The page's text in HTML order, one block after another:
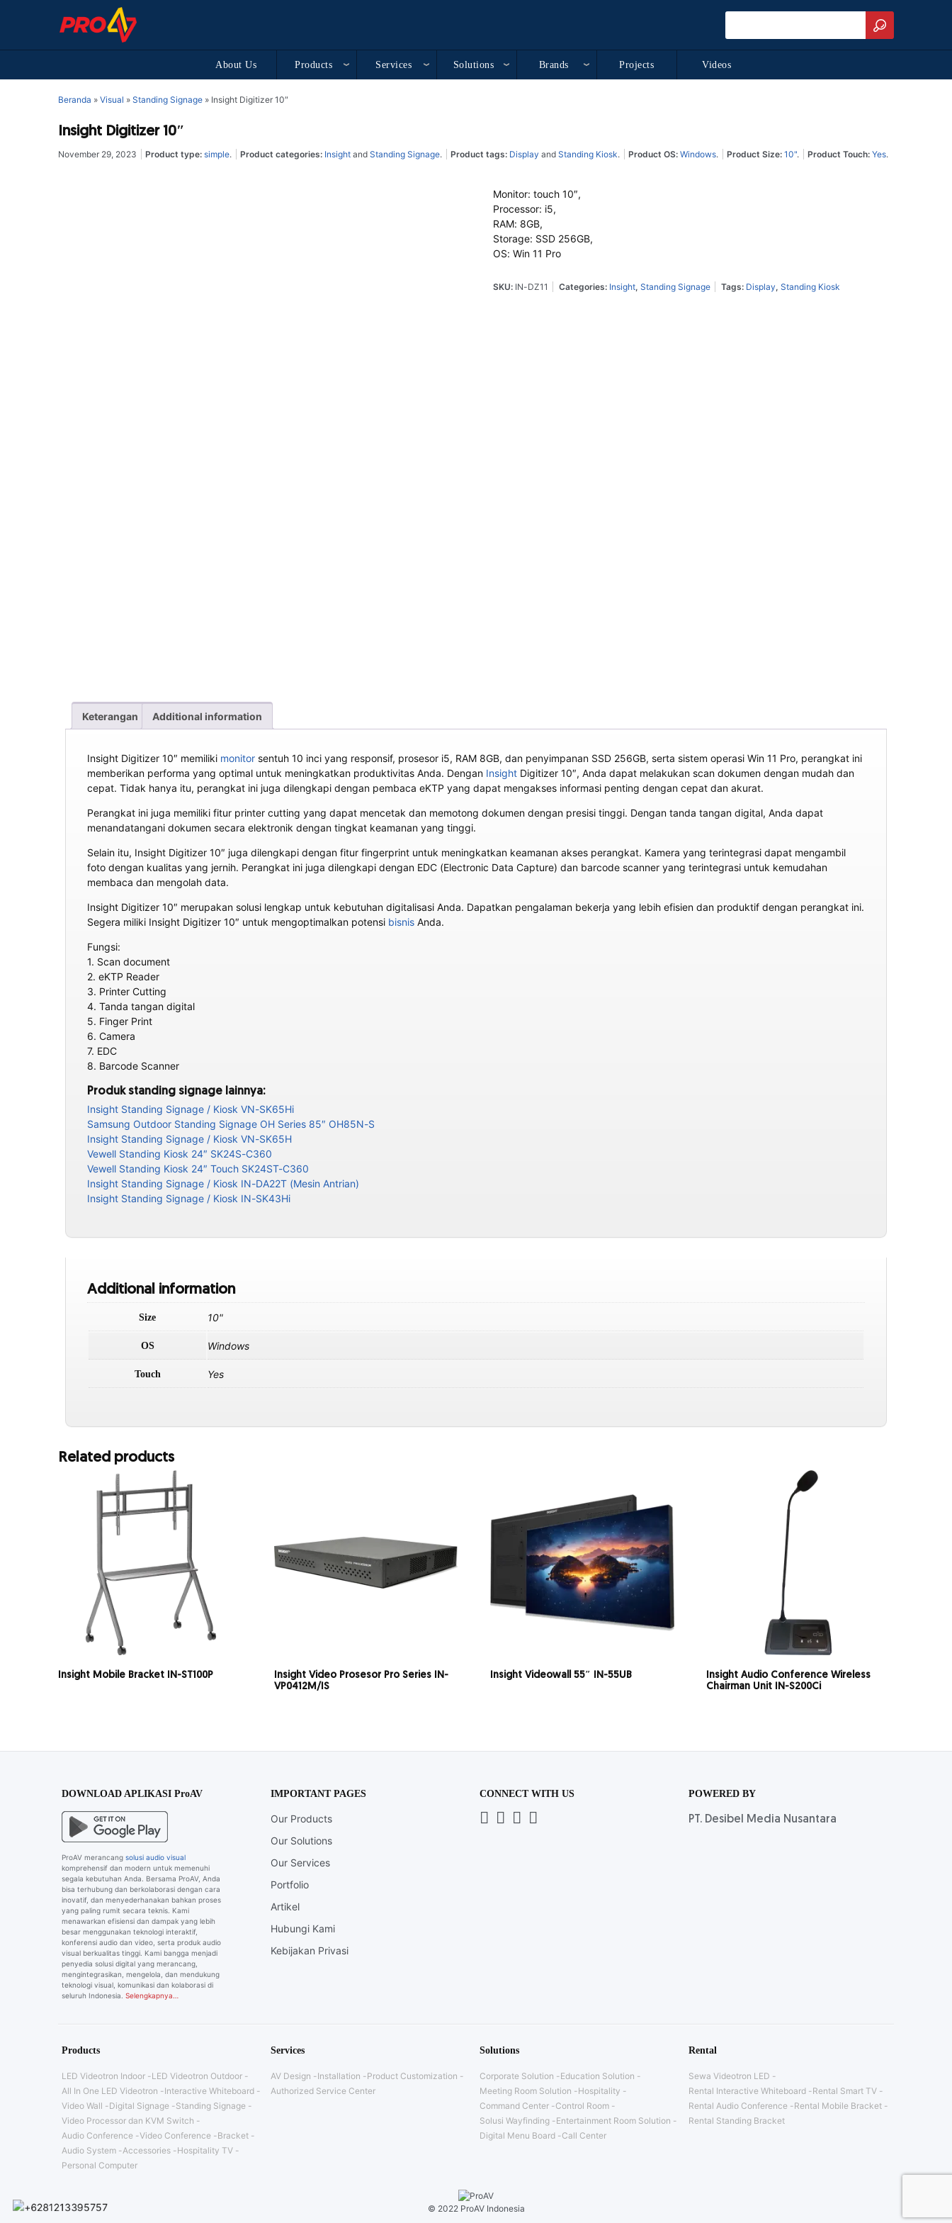
About Us Products Services Solutions Brands Projects Videos
Beranda » Visual » Standing Signage » Insight Digitizer 10″
Insight Digitizer 10″
November 29, 2023 Product type: simple. Product categories: Insight and Standing Signage. Product tags: Display and Standing Kiosk. Product OS: Windows. Product Size: 10". Product Touch: Yes.
Monitor: touch 10″,
Processor: i5,
RAM: 8GB,
Storage: SSD 256GB,
OS: Win 11 Pro
SKU: IN-DZ11 Categories: Insight, Standing Signage Tags: Display, Standing Kiosk
Keterangan Additional information
Insight Digitizer 10″ memiliki monitor sentuh 10 inci yang responsif, prosesor i5, RAM 8GB, dan penyimpanan SSD 256GB, serta sistem operasi Win 11 Pro, perangkat ini
memberikan performa yang optimal untuk meningkatkan produktivitas Anda. Dengan Insight Digitizer 10″, Anda dapat melakukan scan dokumen dengan mudah dan
cepat. Tidak hanya itu, perangkat ini juga dilengkapi dengan pembaca eKTP yang dapat mengakses informasi penting dengan cepat dan akurat.
Perangkat ini juga memiliki fitur printer cutting yang dapat mencetak dan memotong dokumen dengan presisi tinggi. Dengan tanda tangan digital, Anda dapat
menandatangani dokumen secara elektronik dengan tingkat keamanan yang tinggi.
Selain itu, Insight Digitizer 10″ juga dilengkapi dengan fitur fingerprint untuk meningkatkan keamanan akses perangkat. Kamera yang terintegrasi dapat mengambil
foto dengan kualitas yang jernih. Perangkat ini juga dilengkapi dengan EDC (Electronic Data Capture) dan barcode scanner yang terintegrasi untuk kemudahan
membaca dan mengolah data.
Insight Digitizer 10″ merupakan solusi lengkap untuk kebutuhan digitalisasi Anda. Dapatkan pengalaman bekerja yang lebih efisien dan produktif dengan perangkat ini.
Segera miliki Insight Digitizer 10″ untuk mengoptimalkan potensi bisnis Anda.
Fungsi:
1. Scan document
2. eKTP Reader
3. Printer Cutting
4. Tanda tangan digital
5. Finger Print
6. Camera
7. EDC
8. Barcode Scanner
Produk standing signage lainnya:
Insight Standing Signage / Kiosk VN-SK65Hi
Samsung Outdoor Standing Signage OH Series 85″ OH85N-S
Insight Standing Signage / Kiosk VN-SK65H
Vewell Standing Kiosk 24″ SK24S-C360
Vewell Standing Kiosk 24″ Touch SK24ST-C360
Insight Standing Signage / Kiosk IN-DA22T (Mesin Antrian)
Insight Standing Signage / Kiosk IN-SK43Hi
Additional information
Size 10"
OS Windows
Touch Yes
Related products
Insight Mobile Bracket IN-ST100P
Insight Video Prosesor Pro Series IN-
VP0412M/IS
Insight Videowall 55″ IN-55UB
Insight Audio Conference Wireless
Chairman Unit IN-S200Ci
DOWNLOAD APLIKASI ProAV
ProAV merancang solusi audio visual
komprehensif dan modern untuk memenuhi
segala kebutuhan Anda. Bersama ProAV, Anda
bisa terhubung dan berkolaborasi dengan cara
inovatif, dan menyederhanakan bahkan proses
yang paling rumit secara teknis. Kami
menawarkan efisiensi dan dampak yang lebih
besar menggunakan teknologi interaktif,
konferensi audio dan video, serta produk audio
visual berkualitas tinggi. Kami bangga menjadi
penyedia solusi digital yang merancang,
mengintegrasikan, mengelola, dan mendukung
teknologi visual, komunikasi dan kolaborasi di
seluruh Indonesia. Selengkapnya…
IMPORTANT PAGES
Our Products
Our Solutions
Our Services
Portfolio
Artikel
Hubungi Kami
Kebijakan Privasi
CONNECT WITH US POWERED BY
PT. Desibel Media Nusantara
Products
LED Videotron Indoor
LED Videotron Outdoor
All In One LED Videotron
Interactive Whiteboard
Video Wall
Digital Signage
Standing Signage
Video Processor dan KVM Switch
Audio Conference Video Conference
Bracket
Audio System Accessories
Hospitality TV
Personal Computer
Services
AV Design Installation
Product Customization
Authorized Service Center
Solutions
Corporate Solution
Education Solution
Meeting Room Solution
Hospitality
Command Center
Control Room
Solusi Wayfinding
Entertainment Room Solution
Digital Menu Board
Call Center
Rental
Sewa Videotron LED
Rental Interactive Whiteboard
Rental Smart TV
Rental Audio Conference
Rental Mobile Bracket
Rental Standing Bracket
© 2022 ProAV Indonesia